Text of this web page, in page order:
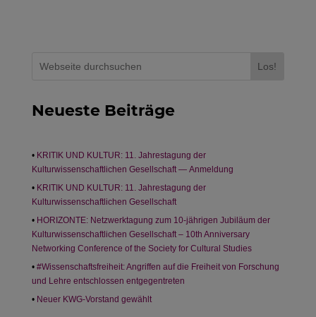
Los!
Neueste Beiträge
KRITIK UND KULTUR: 11. Jahrestagung der
Kulturwissenschaftlichen Gesellschaft — Anmeldung
KRITIK UND KULTUR: 11. Jahrestagung der
Kulturwissenschaftlichen Gesellschaft
HORIZONTE: Netzwerktagung zum 10-jährigen Jubiläum der
Kulturwissenschaftlichen Gesellschaft – 10th Anniversary
Networking Conference of the Society for Cultural Studies
#Wissenschaftsfreiheit: Angriffen auf die Freiheit von Forschung
und Lehre entschlossen entgegentreten
Neuer KWG-Vorstand gewählt